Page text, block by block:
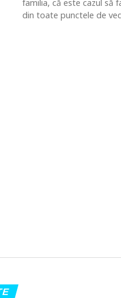
familia, că este cazul să
din toate punctele de